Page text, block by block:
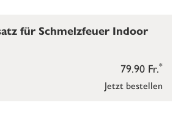
Jetzt bestellen
79.90 Fr.*
für Schmelzfeuer Indoor